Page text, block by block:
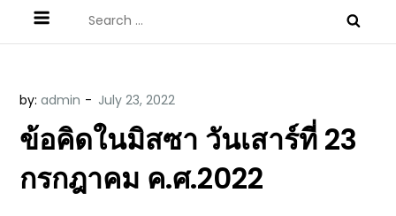
ประทานพระพรแก่พวกท่านท้งหลายเทอญ
for:
by:admin
ข้อคิดในมิสซา วันเสาร์ที่ 23
กรกฎาคม ค.ศ.2022